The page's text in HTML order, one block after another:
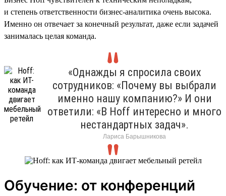
и степень ответственности бизнес-аналитика очень высока.
Именно он отвечает за конечный результат, даже если задачей
занималась целая команда.
«Однажды я спросила своих
сотрудников: «Почему вы выбрали
именно нашу компанию?» И они
ответили: «В Hoff интересно и много
нестандартных задач».
Лариса Барышникова
Обучение: от конференций